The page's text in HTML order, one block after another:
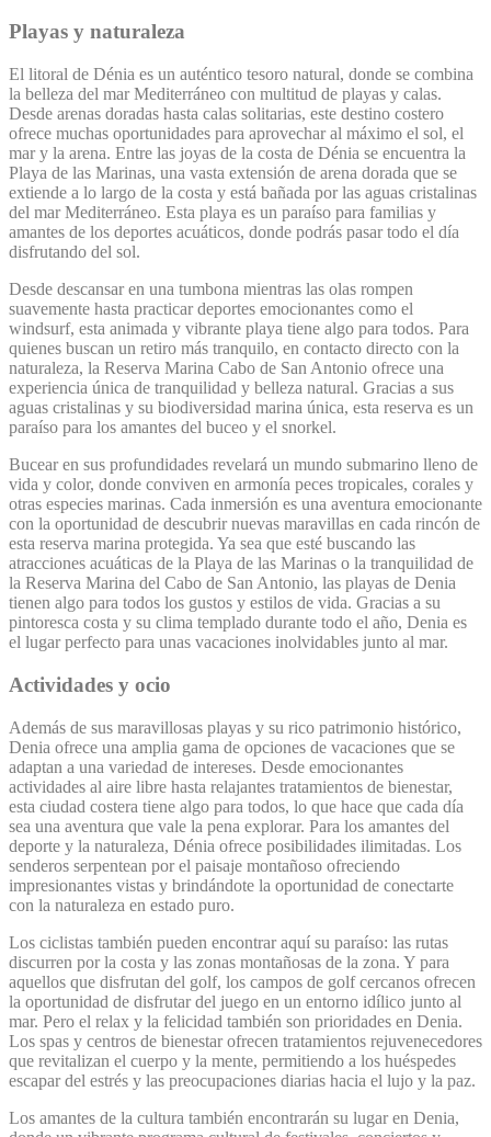
Playas y naturaleza
El litoral de Dénia es un auténtico tesoro natural, donde se combina
la belleza del mar Mediterráneo con multitud de playas y calas.
Desde arenas doradas hasta calas solitarias, este destino costero
ofrece muchas oportunidades para aprovechar al máximo el sol, el
mar y la arena. Entre las joyas de la costa de Dénia se encuentra la
Playa de las Marinas, una vasta extensión de arena dorada que se
extiende a lo largo de la costa y está bañada por las aguas cristalinas
del mar Mediterráneo. Esta playa es un paraíso para familias y
amantes de los deportes acuáticos, donde podrás pasar todo el día
disfrutando del sol.
Desde descansar en una tumbona mientras las olas rompen
suavemente hasta practicar deportes emocionantes como el
windsurf, esta animada y vibrante playa tiene algo para todos. Para
quienes buscan un retiro más tranquilo, en contacto directo con la
naturaleza, la Reserva Marina Cabo de San Antonio ofrece una
experiencia única de tranquilidad y belleza natural. Gracias a sus
aguas cristalinas y su biodiversidad marina única, esta reserva es un
paraíso para los amantes del buceo y el snorkel.
Bucear en sus profundidades revelará un mundo submarino lleno de
vida y color, donde conviven en armonía peces tropicales, corales y
otras especies marinas. Cada inmersión es una aventura emocionante
con la oportunidad de descubrir nuevas maravillas en cada rincón de
esta reserva marina protegida. Ya sea que esté buscando las
atracciones acuáticas de la Playa de las Marinas o la tranquilidad de
la Reserva Marina del Cabo de San Antonio, las playas de Denia
tienen algo para todos los gustos y estilos de vida. Gracias a su
pintoresca costa y su clima templado durante todo el año, Denia es
el lugar perfecto para unas vacaciones inolvidables junto al mar.
Actividades y ocio
Además de sus maravillosas playas y su rico patrimonio histórico,
Denia ofrece una amplia gama de opciones de vacaciones que se
adaptan a una variedad de intereses. Desde emocionantes
actividades al aire libre hasta relajantes tratamientos de bienestar,
esta ciudad costera tiene algo para todos, lo que hace que cada día
sea una aventura que vale la pena explorar. Para los amantes del
deporte y la naturaleza, Dénia ofrece posibilidades ilimitadas. Los
senderos serpentean por el paisaje montañoso ofreciendo
impresionantes vistas y brindándote la oportunidad de conectarte
con la naturaleza en estado puro.
Los ciclistas también pueden encontrar aquí su paraíso: las rutas
discurren por la costa y las zonas montañosas de la zona. Y para
aquellos que disfrutan del golf, los campos de golf cercanos ofrecen
la oportunidad de disfrutar del juego en un entorno idílico junto al
mar. Pero el relax y la felicidad también son prioridades en Denia.
Los spas y centros de bienestar ofrecen tratamientos rejuvenecedores
que revitalizan el cuerpo y la mente, permitiendo a los huéspedes
escapar del estrés y las preocupaciones diarias hacia el lujo y la paz.
Los amantes de la cultura también encontrarán su lugar en Denia,